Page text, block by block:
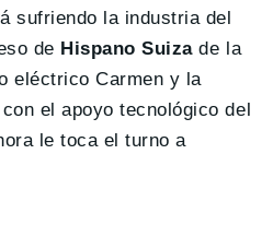
sufriendo la industria del
de Hispano Suizade la
eléctrico Carmen y la
con el apoyo tecnológico del
le toca el turno a